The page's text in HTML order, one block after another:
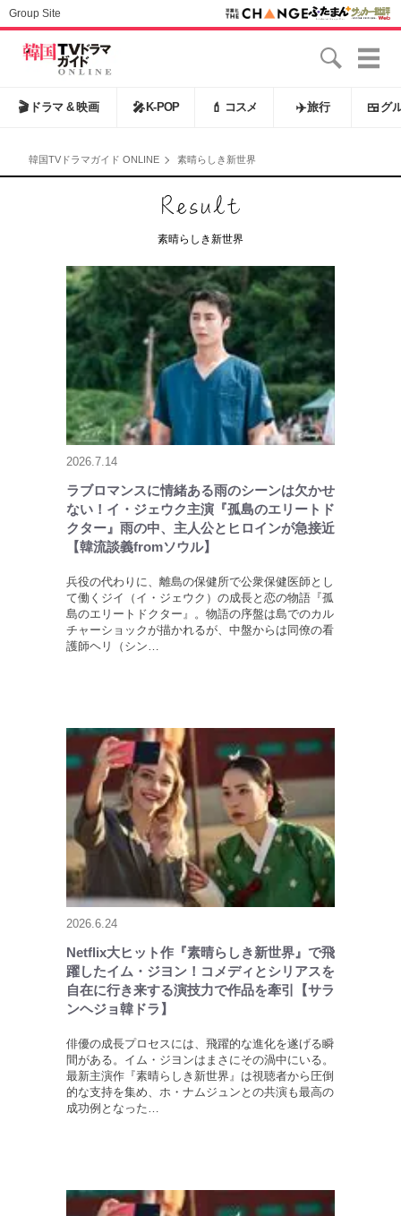
Group Site
🎬 ドラマ & 映画 🎤 K-POP 💄 コスメ ✈️旅行 🍱 グ
韓国TVドラマガイド ONLINE 素晴らしき新世界
素晴らしき新世界
2026.7.14
ラブロマンスに情緒ある雨のシーンは欠かせ
ない！イ・ジェウク主演『孤島のエリートド
クター』雨の中、主人公とヒロインが急接近
【韓流談義fromソウル】
兵役の代わりに、離島の保健所で公衆保健医師とし
て働くジイ（イ・ジェウク）の成長と恋の物語『孤
島のエリートドクター』。物語の序盤は島でのカル
チャーショックが描かれるが、中盤からは同僚の看
護師ヘリ（シン…
2026.6.24
Netflix大ヒット作『素晴らしき新世界』で飛
躍したイム・ジヨン！コメディとシリアスを
自在に行き来する演技力で作品を牽引【サラ
ンヘジョ韓ドラ】
俳優の成長プロセスには、飛躍的な進化を遂げる瞬
間がある。イム・ジヨンはまさにその渦中にいる。
最新主演作『素晴らしき新世界』は視聴者から圧倒
的な支持を集め、ホ・ナムジュンとの共演も最高の
成功例となった…